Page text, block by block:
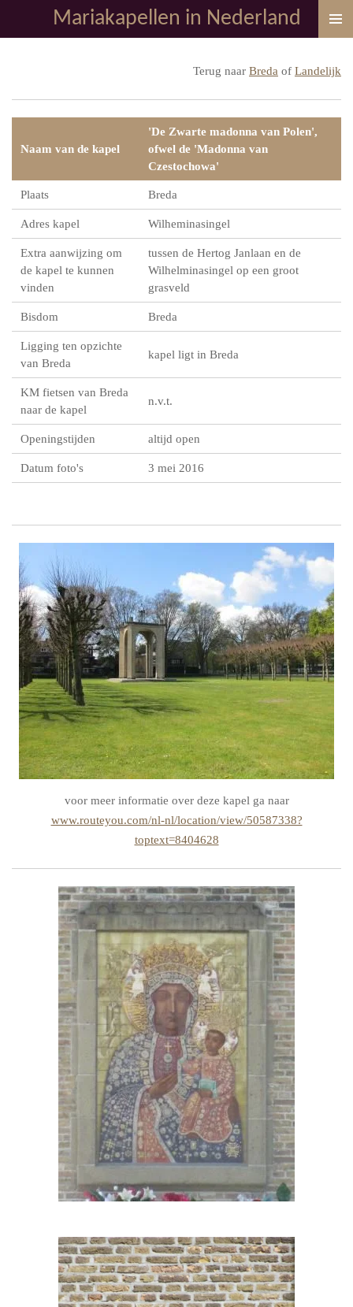
direct
Mariakapellen in Nederland
Terug naar Breda of Landelijk
Naam van de kapel
'De Zwarte madonna van Polen',
ofwel de 'Madonna van
Czestochowa'
Plaats Breda
Adres kapel Wilheminasingel
Extra aanwijzing om
de kapel te kunnen
vinden
tussen de Hertog Janlaan en de
Wilhelminasingel op een groot
grasveld
Bisdom Breda
Ligging ten opzichte
van Breda
kapel ligt in Breda
KM fietsen van Breda
naar de kapel
n.v.t.
Openingstijden altijd open
Datum foto's 3 mei 2016
voor meer informatie over deze kapel ga naar
www.routeyou.com/nl-nl/location/view/50587338?
toptext=8404628